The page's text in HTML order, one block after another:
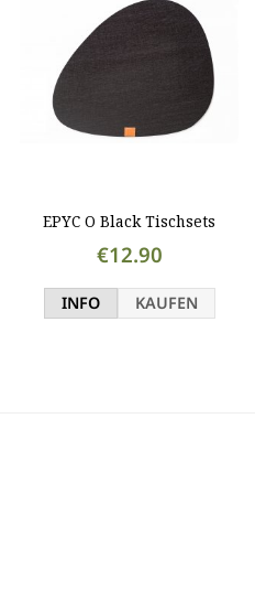
EPYC O Black Tischsets
€12.90
INFO KAUFEN